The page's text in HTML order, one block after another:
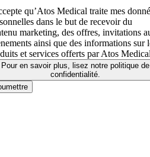
qu’Atos Medical traite mes
dans le but de recevoir du
marketing, des offres, invitations
ainsi que des informations sur
et services offerts par Atos
Pour en savoir plus, lisez notre politique de
confidentialité.​